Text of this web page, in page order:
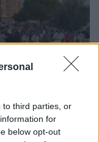
to third parties, or
for
below opt-out
të
bashki